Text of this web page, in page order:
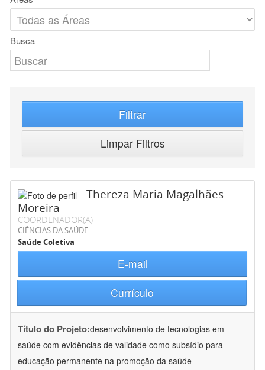
Busca
Filtrar
Limpar Filtros
Thereza Maria Magalhães
Moreira
COORDENADOR(A)
CIÊNCIAS DA SAÚDE
Saúde Coletiva
E-mail
Currículo
Título do Projeto:desenvolvimento de tecnologias em
saúde com evidências de validade como subsídio para
educação permanente na promoção da saúde